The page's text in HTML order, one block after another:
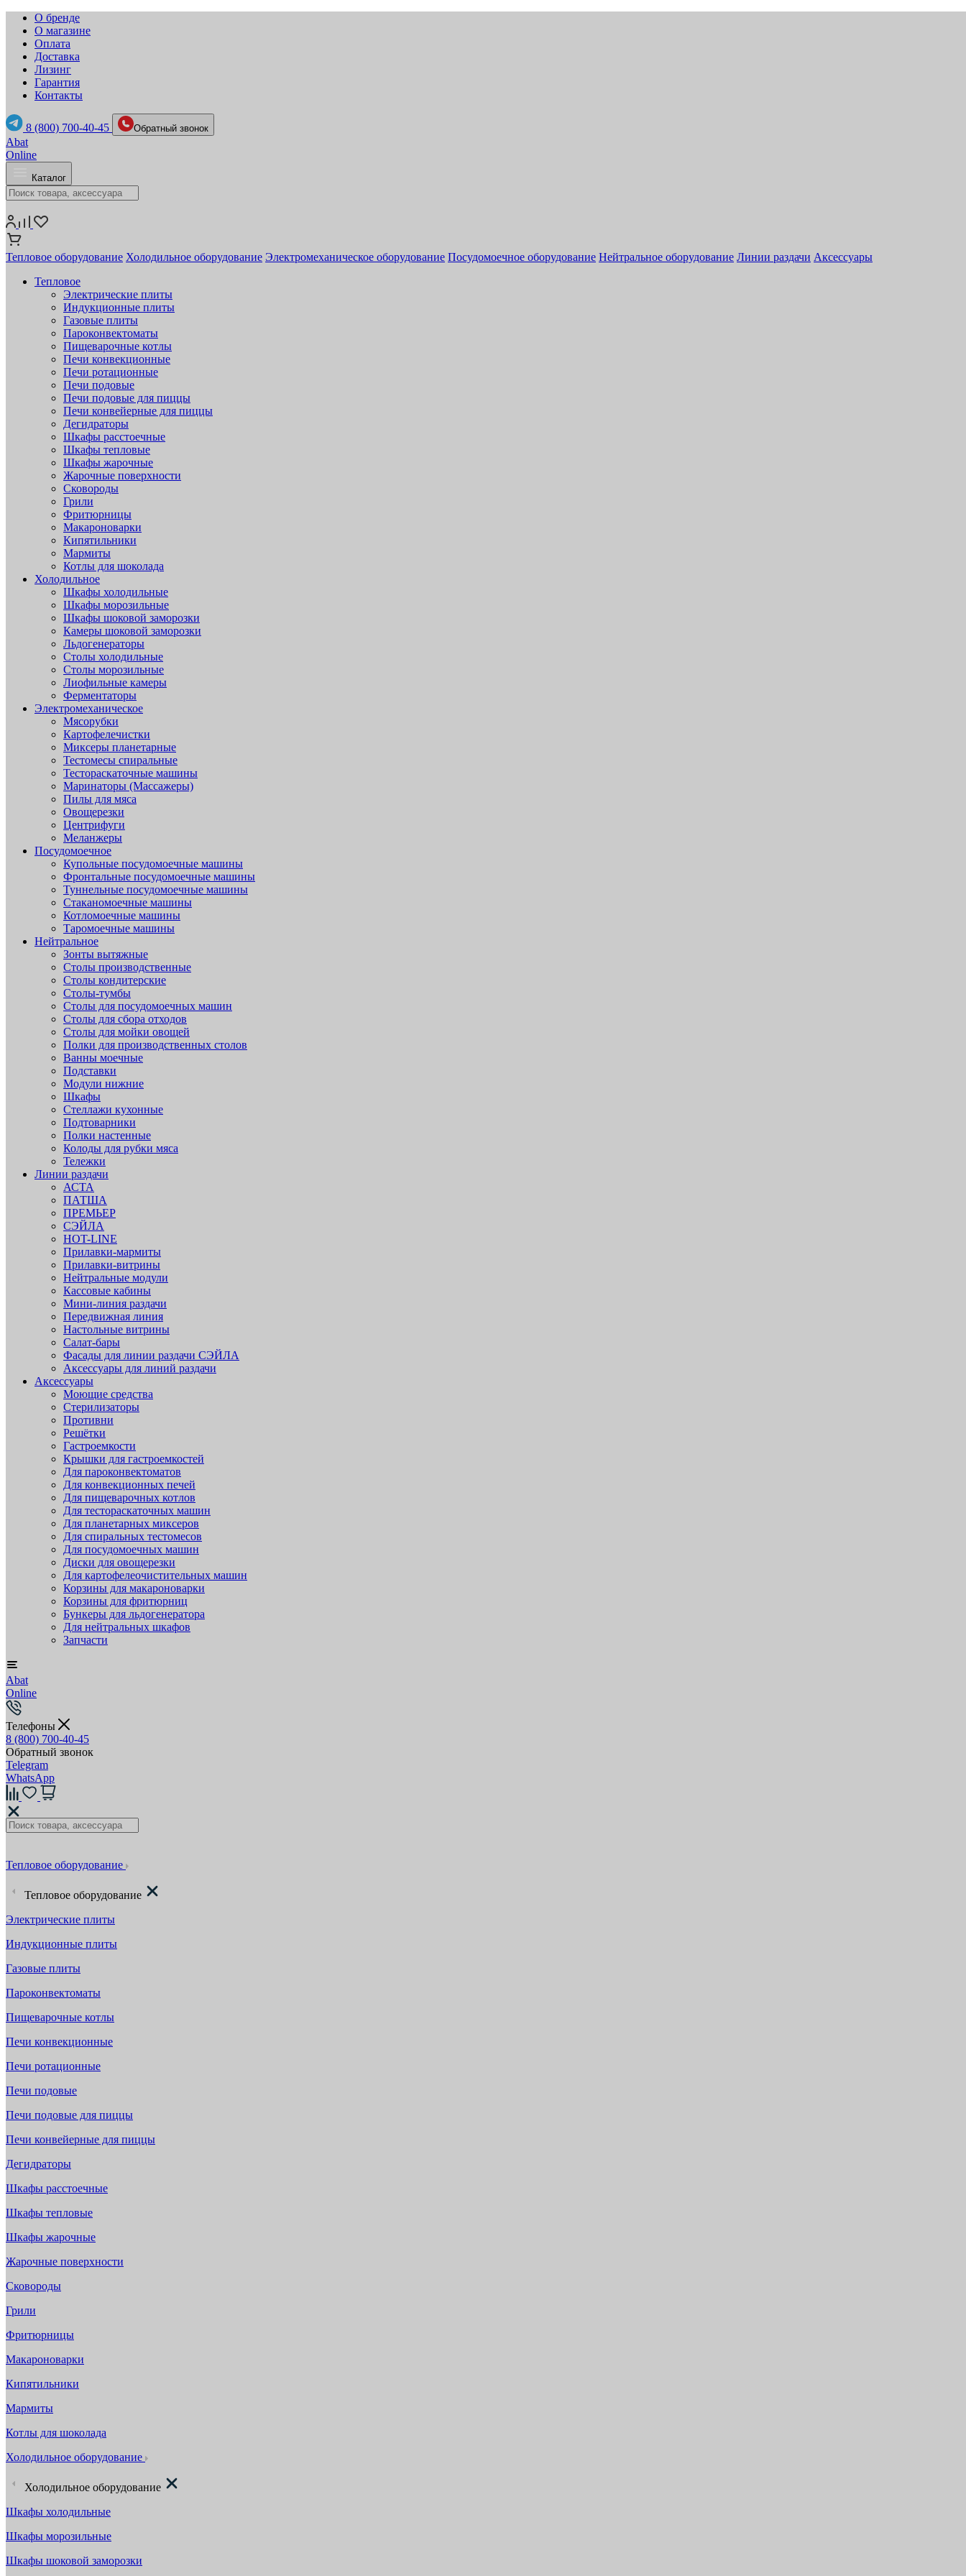
О бренде
О магазине
Оплата
Доставка
Лизинг
Гарантия
Контакты
8 (800) 700-40-45 Обратный звонок
Abat
Online
Каталог
Тепловое оборудование Холодильное оборудование Электромеханическое оборудование Посудомоечное оборудование Нейтральное оборудование Линии раздачи Аксессуары
Тепловое
Электрические плиты
Индукционные плиты
Газовые плиты
Пароконвектоматы
Пищеварочные котлы
Печи конвекционные
Печи ротационные
Печи подовые
Печи подовые для пиццы
Печи конвейерные для пиццы
Дегидраторы
Шкафы расстоечные
Шкафы тепловые
Шкафы жарочные
Жарочные поверхности
Сковороды
Грили
Фритюрницы
Макароноварки
Кипятильники
Мармиты
Котлы для шоколада
Холодильное
Шкафы холодильные
Шкафы морозильные
Шкафы шоковой заморозки
Камеры шоковой заморозки
Льдогенераторы
Столы холодильные
Столы морозильные
Лиофильные камеры
Ферментаторы
Электромеханическое
Мясорубки
Картофелечистки
Миксеры планетарные
Тестомесы спиральные
Тестораскаточные машины
Маринаторы (Массажеры)
Пилы для мяса
Овощерезки
Центрифуги
Меланжеры
Посудомоечное
Купольные посудомоечные машины
Фронтальные посудомоечные машины
Туннельные посудомоечные машины
Стаканомоечные машины
Котломоечные машины
Таромоечные машины
Нейтральное
Зонты вытяжные
Столы производственные
Столы кондитерские
Столы-тумбы
Столы для посудомоечных машин
Столы для сбора отходов
Столы для мойки овощей
Полки для производственных столов
Ванны моечные
Подставки
Модули нижние
Шкафы
Стеллажи кухонные
Подтоварники
Полки настенные
Колоды для рубки мяса
Тележки
Линии раздачи
АСТА
ПАТША
ПРЕМЬЕР
СЭЙЛА
HOT-LINE
Прилавки-мармиты
Прилавки-витрины
Нейтральные модули
Кассовые кабины
Мини-линия раздачи
Передвижная линия
Настольные витрины
Салат-бары
Фасады для линии раздачи СЭЙЛА
Аксессуары для линий раздачи
Аксессуары
Моющие средства
Стерилизаторы
Противни
Решётки
Гастроемкости
Крышки для гастроемкостей
Для пароконвектоматов
Для конвекционных печей
Для пищеварочных котлов
Для тестораскаточных машин
Для планетарных миксеров
Для спиральных тестомесов
Для посудомоечных машин
Диски для овощерезки
Для картофелеочистительных машин
Корзины для макароноварки
Корзины для фритюрниц
Бункеры для льдогенератора
Для нейтральных шкафов
Запчасти
Abat
Online
Телефоны
8 (800) 700-40-45
Обратный звонок
Telegram
WhatsApp
Тепловое оборудование
Тепловое оборудование
Электрические плиты
Индукционные плиты
Газовые плиты
Пароконвектоматы
Пищеварочные котлы
Печи конвекционные
Печи ротационные
Печи подовые
Печи подовые для пиццы
Печи конвейерные для пиццы
Дегидраторы
Шкафы расстоечные
Шкафы тепловые
Шкафы жарочные
Жарочные поверхности
Сковороды
Грили
Фритюрницы
Макароноварки
Кипятильники
Мармиты
Котлы для шоколада
Холодильное оборудование
Холодильное оборудование
Шкафы холодильные
Шкафы морозильные
Шкафы шоковой заморозки